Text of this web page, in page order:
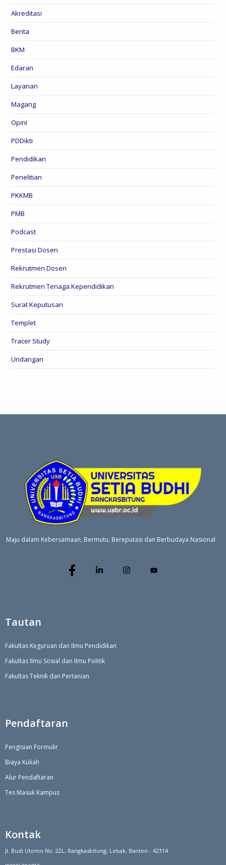
Akreditasi
Berita
BKM
Edaran
Layanan
Magang
Opini
PDDikti
Pendidikan
Penelitian
PKKMB
PMB
Podcast
Prestasi Dosen
Rekrutmen Dosen
Rekrutmen Tenaga Kependidikan
Surat Keputusan
Templet
Tracer Study
Undangan
Maju dalam Kebersamaan, Bermutu, Bereputasi dan Berbudaya Nasional
Tautan
Fakultas Keguruan dan Ilmu Pendidikan
Fakultas Ilmu Sosial dan Ilmu Politik
Fakultas Teknik dan Pertanian
Pendaftaran
Pengisian Formulir
Biaya Kuliah
Alur Pendaftaran
Tes Masuk Kampus
Kontak
Jl. Budi Utomo No. 22L, Rangkasbitung, Lebak, Banten - 42314